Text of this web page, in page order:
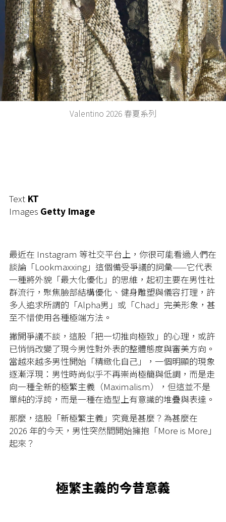
Valentino 2026 春夏系列
Text KT
Images Getty Image
最近在 Instagram 等社交平台上，你很可能看過人們在
談論「Lookmaxxing」這個備受爭議的詞彙——它代表
一種將外貌「最大化優化」的思維，起初主要在男性社
群流行，聚焦臉部結構優化、健身雕塑與儀容打理，許
多人追求所謂的「Alpha男」或「Chad」完美形象，甚
至不惜使用各種極端方法。
撇開爭議不談，這股「把一切推向極致」的心理，或許
已悄悄改變了現今男性對外表的整體態度與審美方向。
當越來越多男性開始「精緻化自己」，一個明顯的現象
逐漸浮現：男性時尚似乎不再崇尚極簡與低調，而是走
向一種全新的極繁主義（Maximalism），但這並不是
單純的浮誇，而是一種在造型上有意識的堆疊與表達。
那麼，這股「新極繁主義」究竟是甚麼？為甚麼在
2026 年的今天，男性突然間開始擁抱「More is More」
起來？
極繁主義的今昔意義